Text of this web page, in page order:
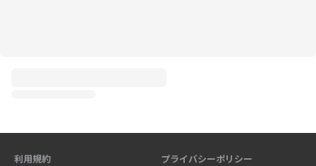
利用規約 プライバシーポリシー